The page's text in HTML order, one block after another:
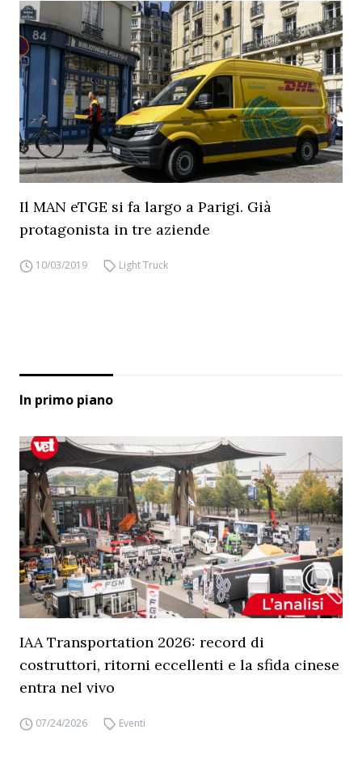
Il MAN eTGE si fa largo a Parigi. Già
protagonista in tre aziende
10/03/2019 Light Truck
In primo piano
IAA Transportation 2026: record di
costruttori, ritorni eccellenti e la sfida cinese
entra nel vivo
07/24/2026 Eventi